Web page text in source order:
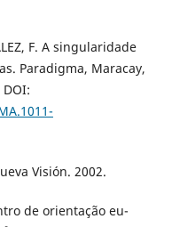
F. A singularidade
Paradigma, Maracay,
Visión. 2002.
de orientação eu-